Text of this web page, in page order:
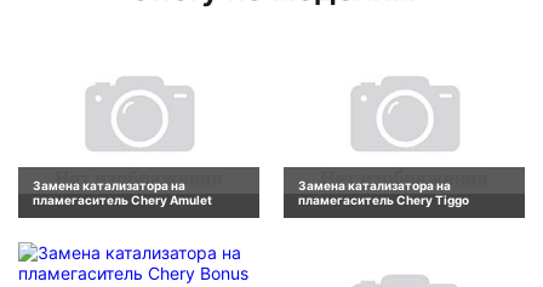
Замена катализатора на
пламегаситель Chery Amulet
Замена катализатора на
пламегаситель Chery Tiggo